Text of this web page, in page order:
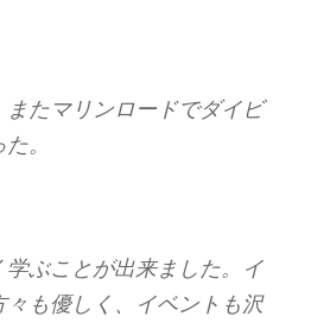
またマリンロードでダイビ
。
ぶことが出来ました。イ
々も優しく、イベントも沢